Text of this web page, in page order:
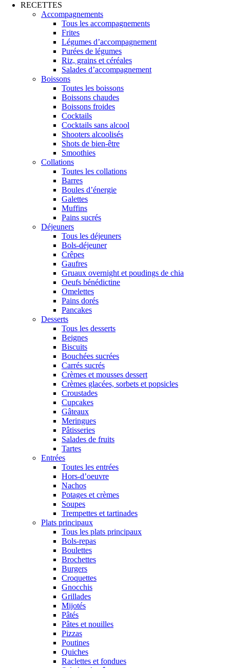
RECETTES
Accompagnements
Tous les accompagnements
Frites
Légumes d’accompagnement
Purées de légumes
Riz, grains et céréales
Salades d’accompagnement
Boissons
Toutes les boissons
Boissons chaudes
Boissons froides
Cocktails
Cocktails sans alcool
Shooters alcoolisés
Shots de bien-être
Smoothies
Collations
Toutes les collations
Barres
Boules d’énergie
Galettes
Muffins
Pains sucrés
Déjeuners
Tous les déjeuners
Bols-déjeuner
Crêpes
Gaufres
Gruaux overnight et poudings de chia
Oeufs bénédictine
Omelettes
Pains dorés
Pancakes
Desserts
Tous les desserts
Beignes
Biscuits
Bouchées sucrées
Carrés sucrés
Crèmes et mousses dessert
Crèmes glacées, sorbets et popsicles
Croustades
Cupcakes
Gâteaux
Meringues
Pâtisseries
Salades de fruits
Tartes
Entrées
Toutes les entrées
Hors-d’oeuvre
Nachos
Potages et crèmes
Soupes
Trempettes et tartinades
Plats principaux
Tous les plats principaux
Bols-repas
Boulettes
Brochettes
Burgers
Croquettes
Gnocchis
Grillades
Mijotés
Pâtés
Pâtes et nouilles
Pizzas
Poutines
Quiches
Raclettes et fondues